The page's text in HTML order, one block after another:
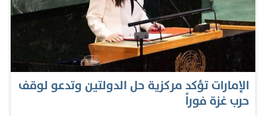
وفريق العمل المخلص والمتمكن وموقع الإمارات الدولي
وسجلها الناجح، يمثل الأرضية الصلبة للنجاح في نيويورك".
وأضاف معاليه: "أولوية تحركات الدبلوماسية الإماراتية بقيادة
سمو الشيخ عبدالله بن زايد في أسبوع الجمعية العامة للأمم
المتحدة انصبت على مواجهة خطط ضم إسرائيل للأراضي
الفلسطينية، ووقف الحرب في غزة، وحقن الدماء، وتيسير
الإمارات تؤكد مركزية حل الدولتين وتدعو لوقف
حرب غزة فوراً